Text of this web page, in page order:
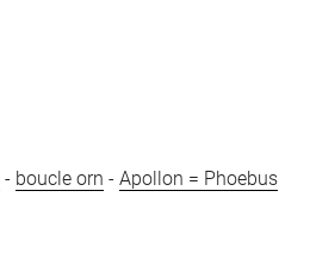
- boucle orn -Apollon = Phoebus